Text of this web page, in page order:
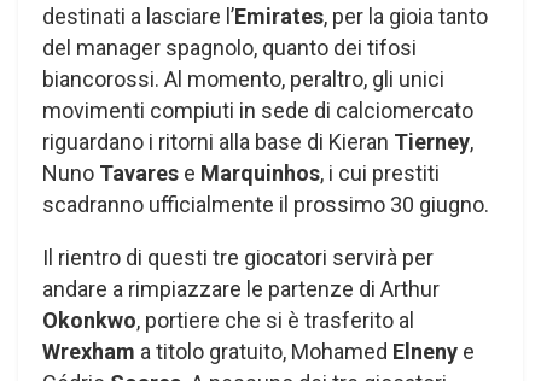
destinati a lasciare l’Emirates, per la gioia tanto
del manager spagnolo, quanto dei tifosi
biancorossi. Al momento, peraltro, gli unici
movimenti compiuti in sede di calciomercato
riguardano i ritorni alla base di Kieran Tierney,
Nuno Tavares e Marquinhos, i cui prestiti
scadranno ufficialmente il prossimo 30 giugno.
Il rientro di questi tre giocatori servirà per
andare a rimpiazzare le partenze di Arthur
Okonkwo, portiere che si è trasferito al
Wrexham a titolo gratuito, Mohamed Elneny e